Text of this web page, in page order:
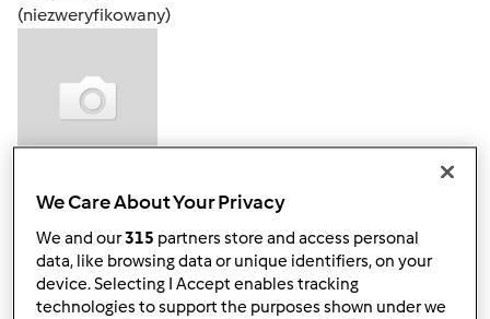
(niezweryfikowany)
pt., 08/28/2015 - 15:12
Mam pytanei, czy ktoś natknął się z problemem wagi
drożdży?
We Care About Your Privacy
We and our315 partners store and access personal
data, like browsing data or unique identifiers, on your
device. Selecting I Accept enables tracking
technologies to support the purposes shown under we